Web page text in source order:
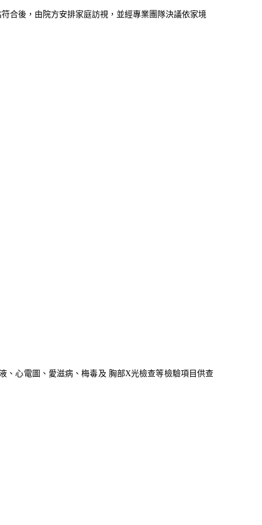
合後，由院方安排家庭訪視，並經專業團隊決議依家境
、心電圖、愛滋病、梅毒及 胸部X光檢查等檢驗項目供查